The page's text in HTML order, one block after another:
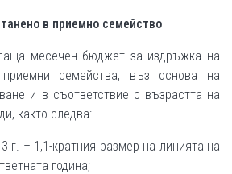
в приемно семейство
месечен бюджет за издръжка на
семейства, въз основа на
и в съответствие с възрастта на
както следва:
г. – 1,1-кратния размер на линията на
година;